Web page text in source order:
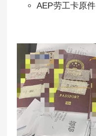
AEP劳工卡原件